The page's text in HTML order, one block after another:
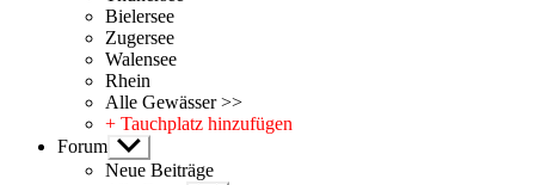
Bielersee
Zugersee
Walensee
Rhein
Alle Gewässer >>
+ Tauchplatz hinzufügen
Forum Untermenü
anzeigen
Neue Beiträge